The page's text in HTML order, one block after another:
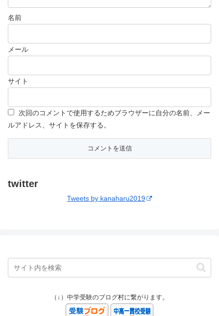
名前
メール
サイト
次回のコメントで使用するためブラウザーに自分の名前、メー
ルアドレス、サイトを保存する。
twitter
Tweets by kanaharu2019
（↓）中学受験のブログ村に繋がります。